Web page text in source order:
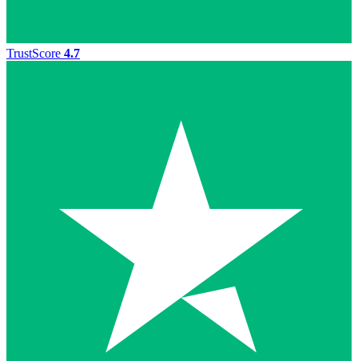
TrustScore 4.7